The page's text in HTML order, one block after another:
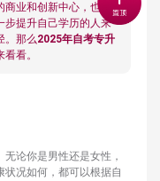
业和创新中心，也是
步提升自己学历的人来
。那么2025年自考专升
看。
论你是男性还是女性，
况如何，都可以根据自